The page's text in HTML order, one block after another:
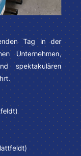
Tag in der
Unternehmen,
spektakulären